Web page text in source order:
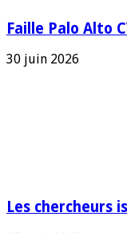
Faille Palo Alto
30 juin 2026
Les chercheurs